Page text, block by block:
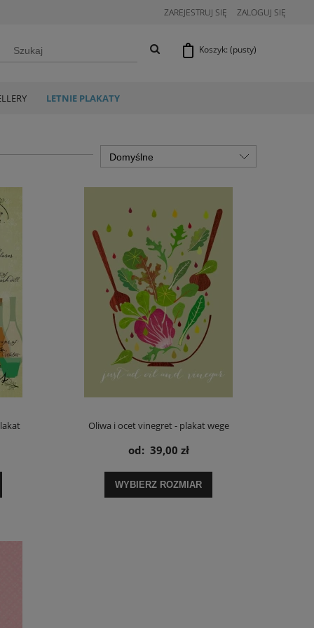
ZAREJESTRUJ SIĘ ZALOGUJ SIĘ
Koszyk: (pusty)
LETNIE PLAKATY
Oliwa i ocet vinegret - plakat wege
od: 39,00 zł
WYBIERZ ROZMIAR